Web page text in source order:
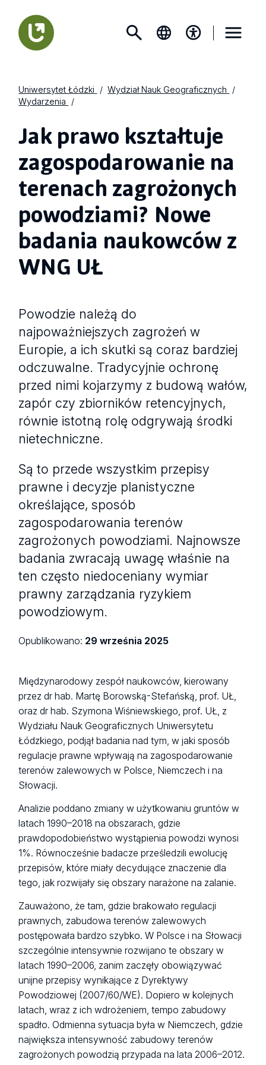
Uniwersytet Łódzki
Wydział Nauk Geograficznych
Wydarzenia
Jak prawo kształtuje
zagospodarowanie na
terenach zagrożonych
powodziami? Nowe
badania naukowców z
WNG UŁ
Powodzie należą do
najpoważniejszych zagrożeń w
Europie, a ich skutki są coraz bardziej
odczuwalne. Tradycyjnie ochronę
przed nimi kojarzymy z budową wałów,
zapór czy zbiorników retencyjnych,
równie istotną rolę odgrywają środki
nietechniczne.
Są to przede wszystkim przepisy
prawne i decyzje planistyczne
określające, sposób
zagospodarowania terenów
zagrożonych powodziami. Najnowsze
badania zwracają uwagę właśnie na
ten często niedoceniany wymiar
prawny zarządzania ryzykiem
powodziowym.
Opublikowano: 29 września 2025
Międzynarodowy zespół naukowców, kierowany
przez dr hab. Martę Borowską-Stefańską, prof. UŁ,
oraz dr hab. Szymona Wiśniewskiego, prof. UŁ, z
Wydziału Nauk Geograficznych Uniwersytetu
Łódzkiego, podjął badania nad tym, w jaki sposób
regulacje prawne wpływają na zagospodarowanie
terenów zalewowych w Polsce, Niemczech i na
Słowacji.
Analizie poddano zmiany w użytkowaniu gruntów w
latach 1990–2018 na obszarach, gdzie
prawdopodobieństwo wystąpienia powodzi wynosi
1%. Równocześnie badacze prześledzili ewolucję
przepisów, które miały decydujące znaczenie dla
tego, jak rozwijały się obszary narażone na zalanie.
Zauważono, że tam, gdzie brakowało regulacji
prawnych, zabudowa terenów zalewowych
postępowała bardzo szybko. W Polsce i na Słowacji
szczególnie intensywnie rozwijano te obszary w
latach 1990–2006, zanim zaczęły obowiązywać
unijne przepisy wynikające z Dyrektywy
Powodziowej (2007/60/WE). Dopiero w kolejnych
latach, wraz z ich wdrożeniem, tempo zabudowy
spadło. Odmienna sytuacja była w Niemczech, gdzie
największa intensywność zabudowy terenów
zagrożonych powodzią przypada na lata 2006–2012.